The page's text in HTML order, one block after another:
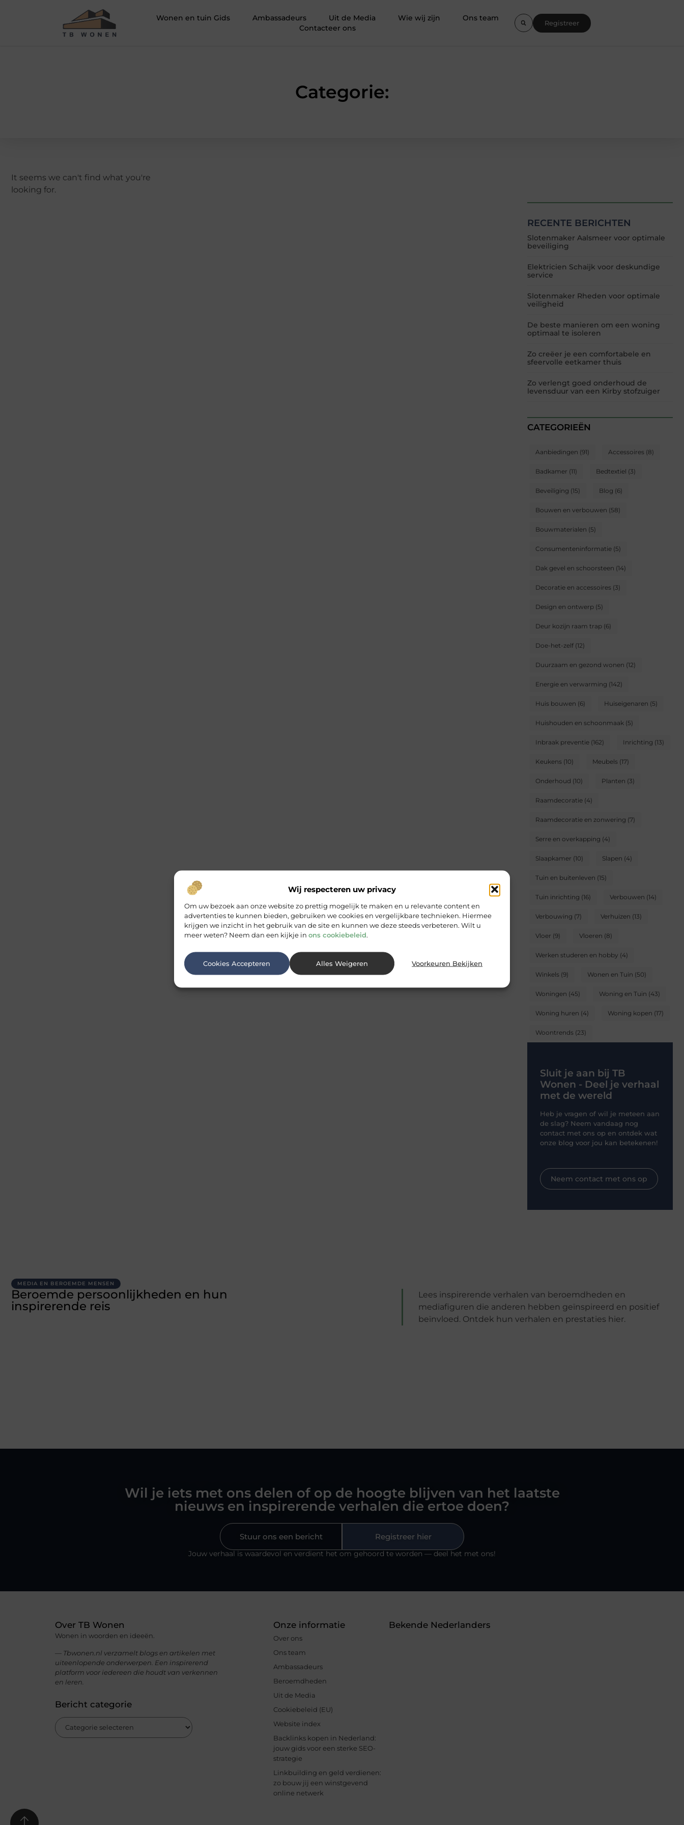
Wij respecteren uw privacy
Om uw bezoek aan onze website zo prettig mogelijk te maken en u relevante content en
advertenties te kunnen bieden, gebruiken we cookies en vergelijkbare technieken. Hiermee
krijgen we inzicht in het gebruik van de site en kunnen we deze steeds verbeteren. Wilt u
meer weten? Neem dan een kijkje in ons cookiebeleid.
Cookies Accepteren Alles Weigeren Voorkeuren Bekijken
Wonen en tuin Gids Ambassadeurs Uit de Media Wie wij zijn
Ons team
Contacteer ons
Registreer
Categorie:
It seems we can't find what you're
looking for.
RECENTE BERICHTEN
Slotenmaker Aalsmeer voor optimale
beveiliging
Elektricien Schaijk voor deskundige
service
Slotenmaker Rheden voor optimale
veiligheid
De beste manieren om een woning
optimaal te isoleren
Zo creëer je een comfortabele en
sfeervolle eetkamer thuis
Zo verlengt goed onderhoud de
levensduur van een Kirby stofzuiger
CATEGORIEËN
Aanbiedingen (91) Accessoires (8)
Badkamer (11) Bedtextiel (3)
Beveiliging (15) Blog (6)
Bouwen en verbouwen (58)
Bouwmaterialen (5)
Consumenteninformatie (5)
Dak gevel en schoorsteen (14)
Decoratie en accessoires (3)
Design en ontwerp (5)
Deur kozijn raam trap (6)
Doe-het-zelf (12)
Duurzaam en gezond wonen (12)
Energie en verwarming (142)
Huis bouwen (6) Huiseigenaren (5)
Huishouden en schoonmaak (5)
Inbraak preventie (162) Inrichting (13)
Keukens (10) Meubels (17)
Onderhoud (10) Planten (3)
Raamdecoratie (4)
Raamdecoratie en zonwering (7)
Serre en overkapping (4)
Slaapkamer (10) Slapen (4)
Tuin en buitenleven (15)
Tuin inrichting (16) Verbouwen (14)
Verbouwing (7) Verhuizen (13)
Vloer (9) Vloeren (8)
Werken studeren en hobby (4)
Winkels (9) Wonen en Tuin (50)
Woningen (45) Woning en Tuin (43)
Woning huren (4) Woning kopen (17)
Woontrends (23)
Sluit je aan bij TB
Wonen - Deel je verhaal
met de wereld
Heb je vragen of wil je meteen aan
de slag? Neem vandaag nog
contact met ons op en ontdek wat
onze blog voor jou kan betekenen!
Neem contact met ons op
MEDIA EN BEROEMDE MENSEN
Beroemde persoonlijkheden en hun
inspirerende reis
Lees inspirerende verhalen van beroemdheden en
mediafiguren die anderen hebben geïnspireerd en positief
beïnvloed. Ontdek hun verhalen en prestaties hier.
Wil je iets met ons delen of op de hoogte blijven van het laatste
nieuws en inspirerende verhalen die ertoe doen?
Stuur ons een bericht Registreer hier
Jouw verhaal is waardevol en verdient het om gehoord te worden — deel het met ons!
Over TB Wonen
Wonen in woorden en ideeën.
— Tbwonen.nl verzamelt blogs en artikelen met
uiteenlopende onderwerpen. Een inspirerend
platform voor iedereen die houdt van verkennen
en leren.
Bericht categorie
Onze informatie
Over ons
Ons team
Ambassadeurs
Beroemdheden
Uit de Media
Cookiebeleid (EU)
Website index
Backlinks kopen in Nederland:
jouw gids voor een sterke SEO-
strategie
Linkbuilding en geld verdienen:
zo bouw jij een winstgevend
online netwerk
Bekende Nederlanders